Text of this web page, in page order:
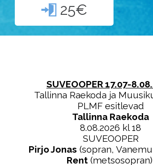
 25€
SUVEOOPER 17.07-
Tallinna Raekoda ja
PLMF esitlevad
Tallinna Raekoda
8.08.2026 kl 18
SUVEOOPER
Pirjo Jonas (sopran,
Rent